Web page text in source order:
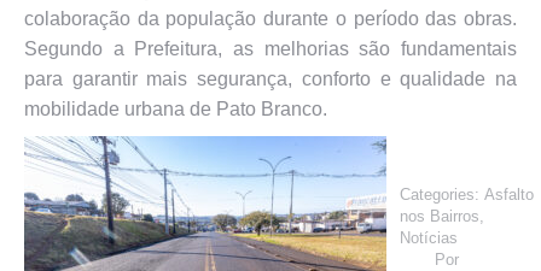
colaboração da população durante o período das obras.
Segundo a Prefeitura, as melhorias são fundamentais
para garantir mais segurança, conforto e qualidade na
mobilidade urbana de Pato Branco.
Categories: Asfalto
nos Bairros,
Notícias
Por